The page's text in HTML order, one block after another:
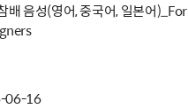
배 음성(영어, 중국어, 일본어)_For
06-16